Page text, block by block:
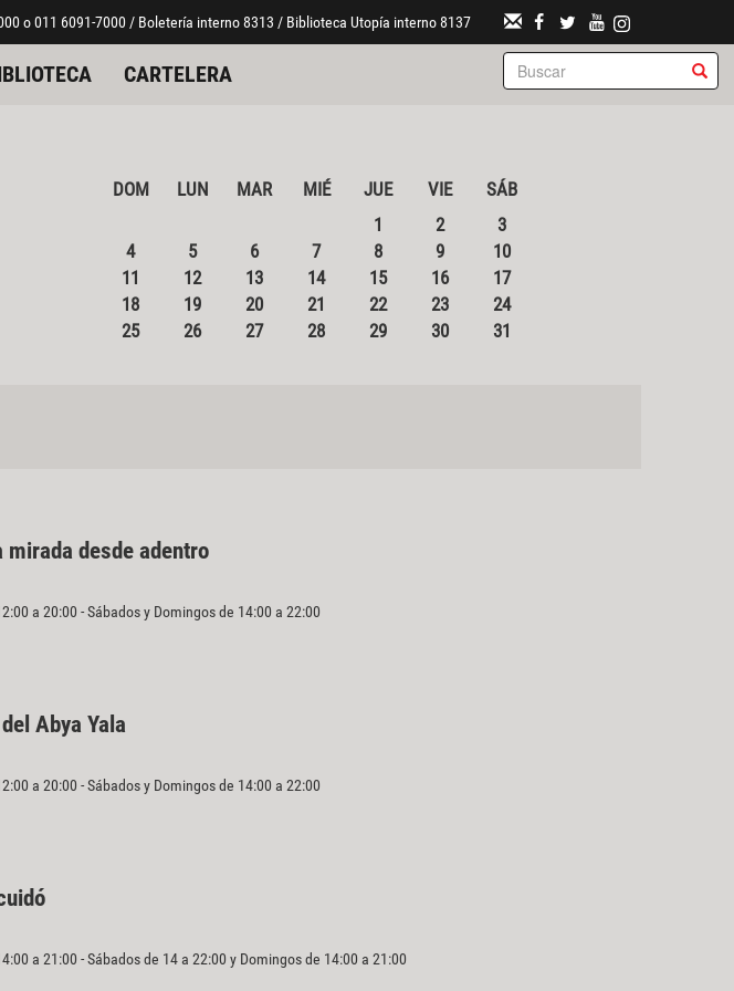
o 011 6091-7000 / Boletería interno 8313 / Biblioteca Utopía interno 8137
CARTELERA
DOM LUN MAR MIÉ JUE VIE
SÁB
1
2
3
4
5 6 7 8 9
10
11
12 13 14 15 16
17
18
19 20 21 22 23
24
25
26 27 28 29 30 31
mirada desde adentro
a 20:00 - Sábados y Domingos de 14:00 a 22:00
Abya Yala
a 20:00 - Sábados y Domingos de 14:00 a 22:00
a 21:00 - Sábados de 14 a 22:00 y Domingos de 14:00 a 21:00